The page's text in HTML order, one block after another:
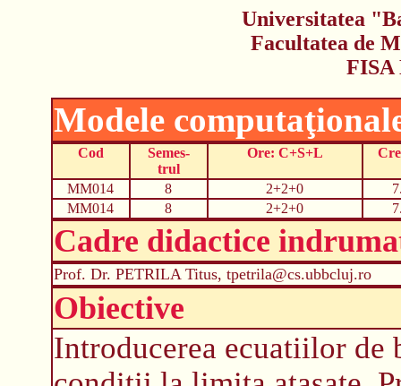
Universitatea
Facultatea de
FISA
Modele
Cod
Semes-
trul
Ore: C+S+L
MM014 8 2+2+0
MM014
8 2+2+0
Cadre didactice
Prof. Dr. PETRILA Titus, tpetrila@cs.ubbcluj.ro
Obiective
Introducerea ecuatiilor de